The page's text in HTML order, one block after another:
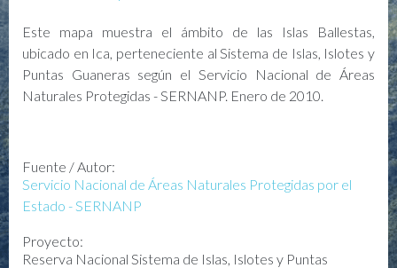
Este mapa muestra el ámbito de las Islas Ballestas,
ubicado en Ica, perteneciente al Sistema de Islas, Islotes y
Puntas Guaneras según el Servicio Nacional de Áreas
Naturales Protegidas - SERNANP. Enero de 2010.
Fuente / Autor:
Servicio Nacional de Áreas Naturales Protegidas por el
Estado - SERNANP
Proyecto:
Reserva Nacional Sistema de Islas, Islotes y Puntas